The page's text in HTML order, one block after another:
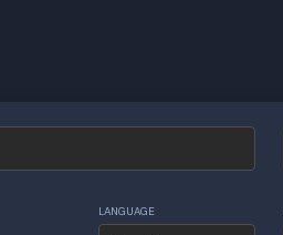
LANGUAGE